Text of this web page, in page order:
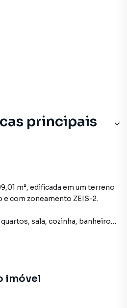
principais
m², edificada em um terreno
e com zoneamento ZEIS-2.
sala, cozinha, banheiro
depósito e quintal.
imóvel